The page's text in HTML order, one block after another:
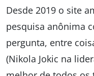
Desde 2019 o site
pesquisa anônima
pergunta, entre
(Nikola Jokic na